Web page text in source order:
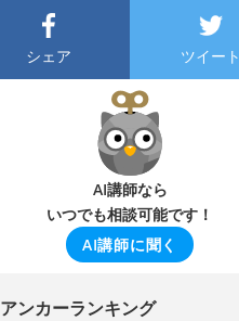
シェア ツイート
AI講師なら
いつでも相談可能です！
AI講師に聞く
アンカーランキング